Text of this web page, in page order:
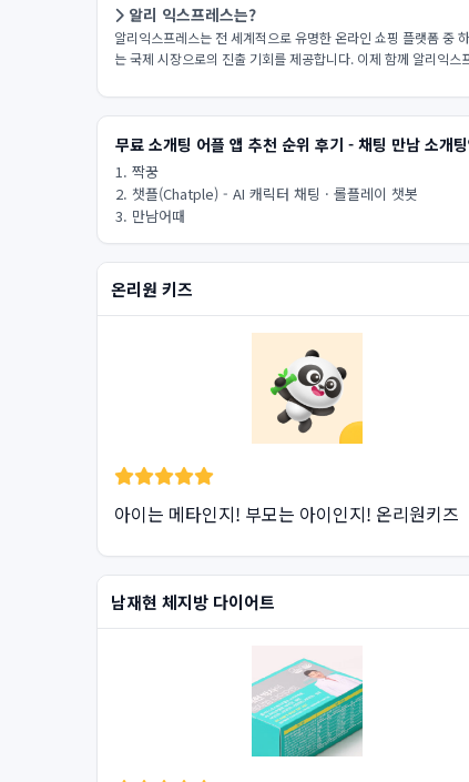
알리 익스프레스는?
알리익스프레스는 전 세계적으로 유명한 온라인 쇼핑 플랫폼 중
는 국제 시장으로의 진출 기회를 제공합니다. 이제 함께 알리익
무료 소개팅 어플 앱 추천 순위 후기 - 채팅 만남 소개
1. 짝꿍
2. 챗플(Chatple) - AI 캐릭터 채팅 · 롤플레이 챗봇
3. 만남어때
온리원 키즈
아이는 메타인지! 부모는 아이인지! 온리원키즈
남재현 체지방 다이어트